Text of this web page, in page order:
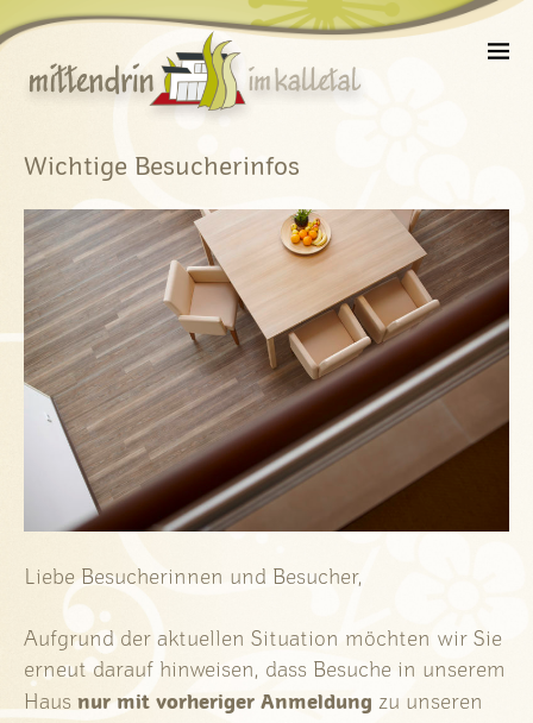
Wichtige Besucherinfos
Liebe Besucherinnen und Besucher,
Aufgrund der aktuellen Situation möchten wir Sie
erneut darauf hinweisen, dass Besuche in unserem
Haus nur mit vorheriger Anmeldung zu unseren